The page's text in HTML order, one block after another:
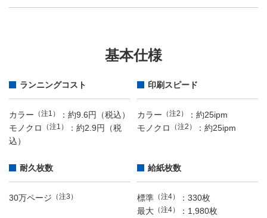
基本仕様
ランニングコスト
カラー （注1）
：約9.6円（税込）
モノクロ
（注1）
：約2.9円（税
込）
印刷スピード
カラー （注2）
：約25ipm
モノクロ
（注2） ：約25ipm
耐久枚数
30万ページ （注3）
給紙枚数
標準 （注4）
：330枚
最大 （注4） ：1,980枚